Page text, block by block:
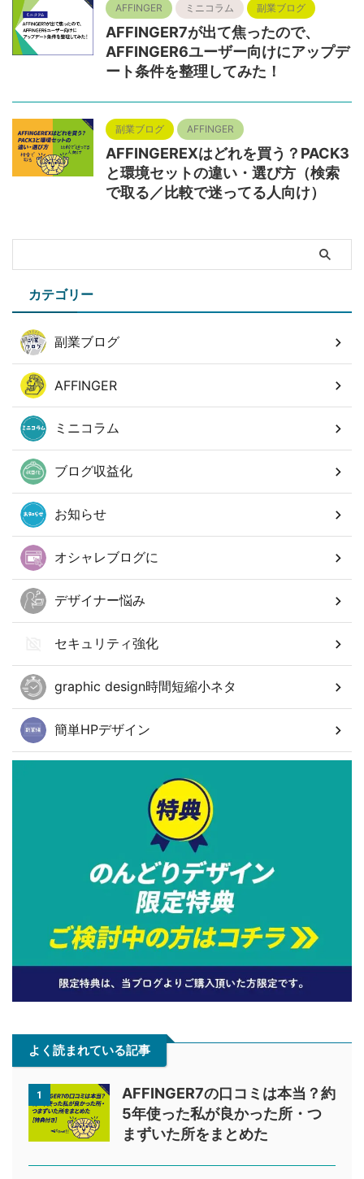
AFFINGER ミニコラム 副業ブログ
AFFINGER7が出て焦ったので、
AFFINGER6ユーザー向けにアップデ
ート条件を整理してみた！
副業ブログ AFFINGER
AFFINGEREXはどれを買う？PACK3
と環境セットの違い・選び方（検索
で取る／比較で迷ってる人向け）
カテゴリー
副業ブログ
AFFINGER
ミニコラム
ブログ収益化
お知らせ
オシャレブログに
デザイナー悩み
セキュリティ強化
graphic design時間短縮小ネタ
簡単HPデザイン
よく読まれている記事
1
AFFINGER7の口コミは本当？約
5年使った私が良かった所・つ
まずいた所をまとめた